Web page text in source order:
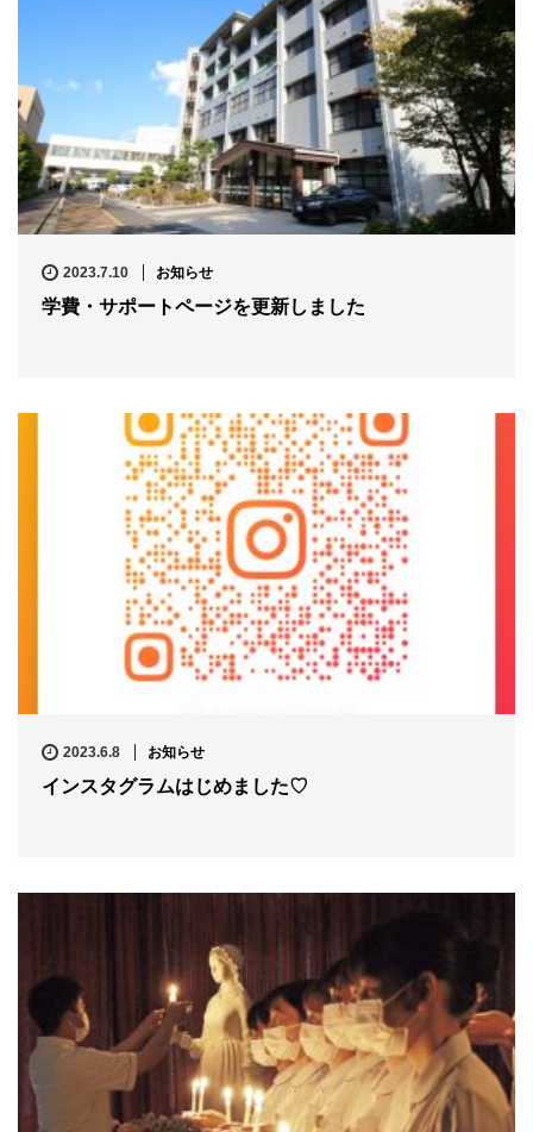
2023.7.10 お知らせ
学費・サポートページを更新しました
2023.6.8 お知らせ
インスタグラムはじめました♡